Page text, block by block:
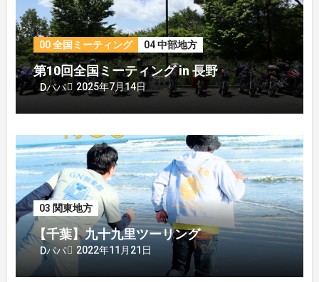
00 全国ミーティング 04 中部地方
第10回全国ミーティング in 長野
Dパパ 2025年7月14日
03 関東地方
【千葉】九十九里ツーリング
Dパパ 2022年11月21日